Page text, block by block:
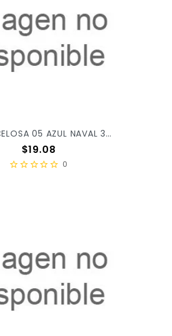
LISTON CELOSA 05 AZUL NAVAL 37 X/52
Precio
$19.08
0